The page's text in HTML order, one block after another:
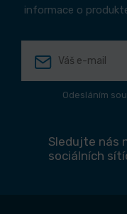
informace o
Odesláním
Sledujte nás
sociálních